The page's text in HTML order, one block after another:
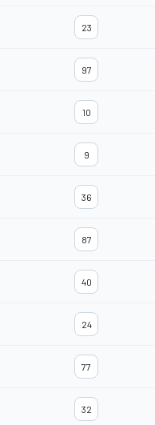
23
97
10
9
36
87
40
24
77
32